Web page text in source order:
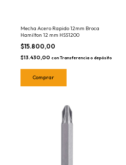
Mecha Acero Rapido 12mm Broca
Hamilton 12 mm HSS1200
$15.800,00
$13.430,00 con Transferencia o depósito